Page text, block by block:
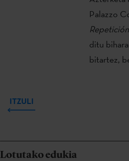
Palazzo
Repetición
ditu
bitartez,
ITZULI
Lotutako edukia